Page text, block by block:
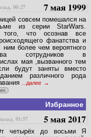
00:27
7 мая 1999
совсем помешался на
из серии StarWars.
что осознав все
фанатства и
ним более чем вероятного
сотрудников в
мая ,вызванного тем
будут заняты вместо
различного рода
...далее
Избранное
01:57
5 мая 2017
четырёх до восьми Я